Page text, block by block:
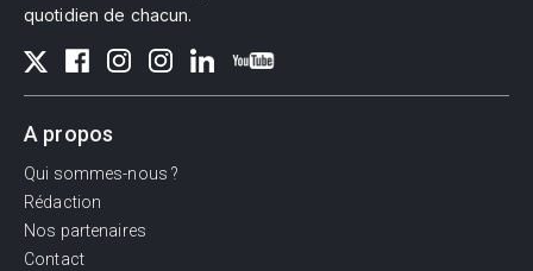
quotidien de chacun.
A propos
Qui sommes-nous ?
Rédaction
Nos partenaires
Contact